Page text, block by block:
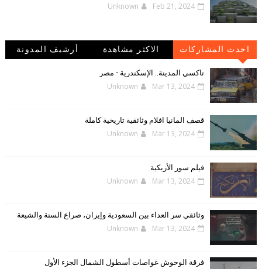
Unknown Feb 21, 2024
احدث المشاركات الاكثر مشاهدة
أرشيف المدونة
تاكسي المدينة.. الإسكندرية - مصر
Unknown Mar 13, 2024
قصف المانيا افلام وثائقية تاريخية كاملة
Unknown Mar 13, 2024
فيلم سور الأزبكية
Unknown Mar 13, 2024
وثائقي سر العداء بين السعودية وإيران، صراع السنة والشيعة
Unknown Mar 13, 2024
فرقة الوحوش غواصات أسطول الشمال الجزء الأول